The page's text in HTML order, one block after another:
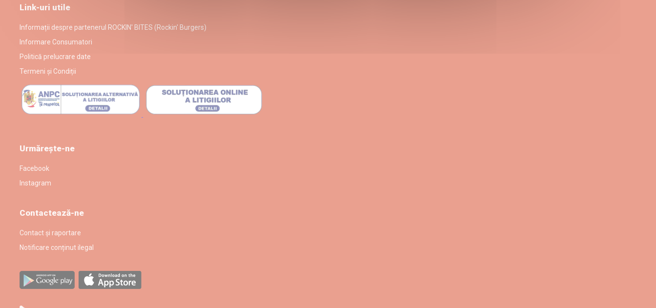
Link-uri utile
Informații despre partenerul ROCKIN' BITES (Rockin' Burgers)
Informare Consumatori
Politică prelucrare date
Termeni și Condiții
Urmărește-ne
Facebook
Instagram
Contactează-ne
Contact și raportare
Notificare conținut ilegal